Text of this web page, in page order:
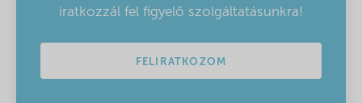
iratkozzál fel figyelő szolgáltatásunkra!
FELIRATKOZOM